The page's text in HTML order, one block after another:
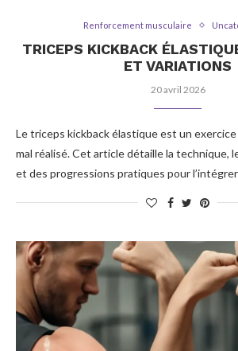
Renforcement musculaire
TRICEPS KICKBACK
ET VARIATIONS
20 avril 2026
Le triceps kickback élastique est un
mal réalisé. Cet article détaille la technique,
et des progressions pratiques pour